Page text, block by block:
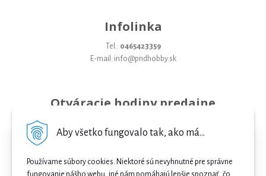
Aby všetko fungovalo tak, ako má...
Používame súbory cookies. Niektoré sú nevyhnutné pre správne
fungovanie nášho webu, iné nám pomáhajú lepšie spoznať, čo
Infolinka
Tel.: 0465423359
E-mail: info@pndhobby.sk
Otváracie hodiny predajne
Streda 09-17